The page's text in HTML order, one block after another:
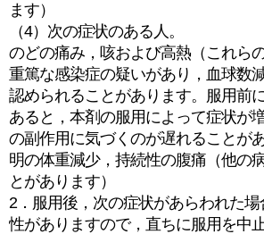
ます）
（4）次の症状のある人。
のどの痛み，咳および高熱（これら
重篤な感染症の疑いがあり，血球数
認められることがあります。服用前
あると，本剤の服用によって症状が
の副作用に気づくのが遅れることが
明の体重減少，持続性の腹痛（他の
とがあります）
2．服用後，次の症状があらわれた
性がありますので，直ちに服用を中